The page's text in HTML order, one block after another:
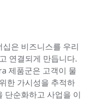
은 비즈니스를 우리
연결되게 만듭니다.
제품군은 고객이 물
한 가시성을 추적하
단순화하고 사업을 이